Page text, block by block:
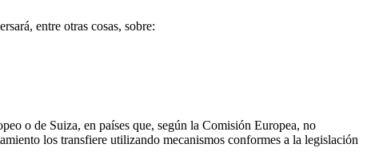
entre otras cosas, sobre:
o de Suiza, en países que, según la Comisión Europea, no
los transfiere utilizando mecanismos conformes a la legislación